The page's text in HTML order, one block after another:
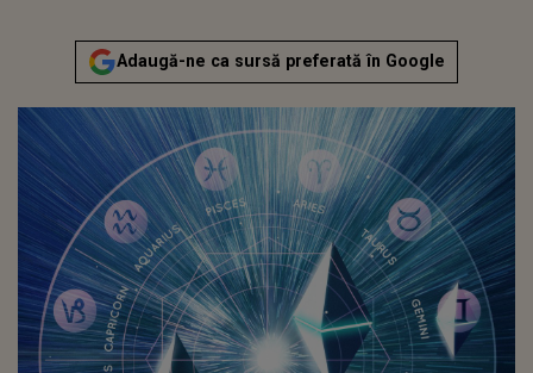
Adaugă-ne ca sursă preferată în Google